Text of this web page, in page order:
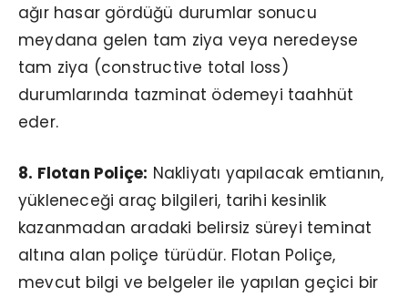
ağır hasar gördüğü durumlar sonucu
meydana gelen tam ziya veya neredeyse
tam ziya (constructive total loss)
durumlarında tazminat ödemeyi taahhüt
eder.
8. Flotan Poliçe: Nakliyatı yapılacak emtianın,
yükleneceği araç bilgileri, tarihi kesinlik
kazanmadan aradaki belirsiz süreyi teminat
altına alan poliçe türüdür. Flotan Poliçe,
mevcut bilgi ve belgeler ile yapılan geçici bir